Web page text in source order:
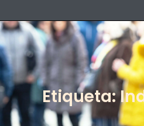
Etiqueta: